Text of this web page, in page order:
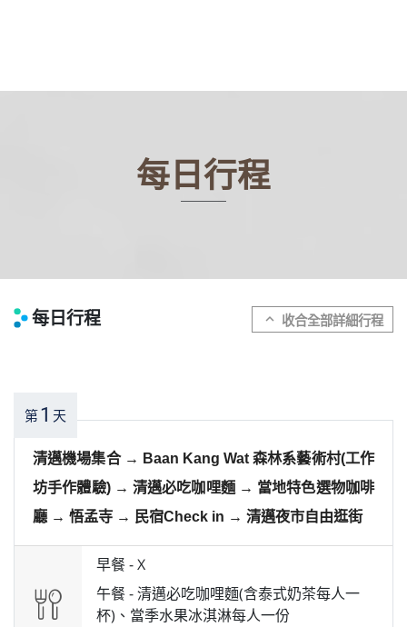
每日行程
每日行程 expand_more
第1 天
清邁機場集合 → Baan Kang Wat 森林系藝術村(工作
坊手作體驗) → 清邁必吃咖哩麵 → 當地特色選物咖啡
廳 → 悟孟寺 → 民宿Check in → 清邁夜市自由逛街
早餐 -X
午餐 -清邁必吃咖哩麵(含泰式奶茶每人一
杯)、當季水果冰淇淋每人一份